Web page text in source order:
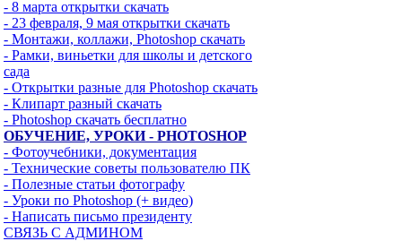
- 8 марта открытки скачать
- 23 февраля, 9 мая открытки скачать
- Монтажи, коллажи, Photoshop скачать
- Рамки, виньетки для школы и детского
сада
- Открытки разные для Photoshop скачать
- Клипарт разный скачать
- Photoshop скачать бесплатно
ОБУЧЕНИЕ, УРОКИ - PHOTOSHOP
- Фотоучебники, документация
- Технические советы пользователю ПК
- Полезные статьи фотографу
- Уроки по Photoshop (+ видео)
- Написать письмо президенту
СВЯЗЬ С АДМИНОМ